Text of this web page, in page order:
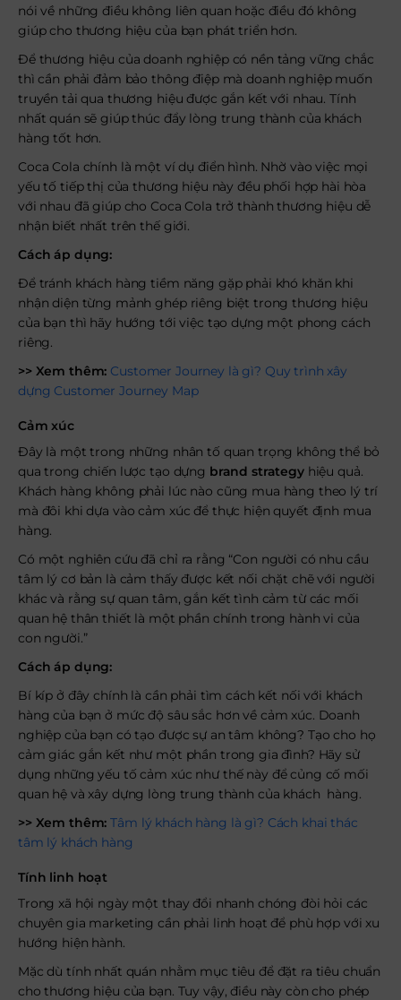
nói về những điều không liên quan hoặc điều đó không
giúp cho thương hiệu của bạn phát triển hơn.
Để thương hiệu của doanh nghiệp có nền tảng vững chắc
thì cần phải đảm bảo thông điệp mà doanh nghiệp muốn
truyền tải qua thương hiệu được gắn kết với nhau. Tính
nhất quán sẽ giúp thúc đẩy lòng trung thành của khách
hàng tốt hơn.
Coca Cola chính là một ví dụ điển hình. Nhờ vào việc mọi
yếu tố tiếp thị của thương hiệu này đều phối hợp hài hòa
với nhau đã giúp cho Coca Cola trở thành thương hiệu dễ
nhận biết nhất trên thế giới.
Cách áp dụng:
Để tránh khách hàng tiềm năng gặp phải khó khăn khi
nhận diện từng mảnh ghép riêng biệt trong thương hiệu
của bạn thì hãy hướng tới việc tạo dựng một phong cách
riêng.
>> Xem thêm: Customer Journey là gì? Quy trình xây
dựng Customer Journey Map
Cảm xúc
Đây là một trong những nhân tố quan trọng không thể bỏ
qua trong chiến lược tạo dựng brand strategyhiệu quả.
Khách hàng không phải lúc nào cũng mua hàng theo lý trí
mà đôi khi dựa vào cảm xúc để thực hiện quyết định mua
hàng.
Có một nghiên cứu đã chỉ ra rằng “Con người có nhu cầu
tâm lý cơ bản là cảm thấy được kết nối chặt chẽ với người
khác và rằng sự quan tâm, gắn kết tình cảm từ các mối
quan hệ thân thiết là một phần chính trong hành vi của
con người.”
Cách áp dụng:
Bí kíp ở đây chính là cần phải tìm cách kết nối với khách
hàng của bạn ở mức độ sâu sắc hơn về cảm xúc. Doanh
nghiệp của bạn có tạo được sự an tâm không? Tạo cho họ
cảm giác gắn kết như một phần trong gia đình? Hãy sử
dụng những yếu tố cảm xúc như thế này để củng cố mối
quan hệ và xây dựng lòng trung thành của khách hàng.
>> Xem thêm: Tâm lý khách hàng là gì? Cách khai thác
tâm lý khách hàng
Tính linh hoạt
Trong xã hội ngày một thay đổi nhanh chóng đòi hỏi các
chuyên gia marketing cần phải linh hoạt để phù hợp với xu
hướng hiện hành.
Mặc dù tính nhất quán nhằm mục tiêu để đặt ra tiêu chuẩn
cho thương hiệu của bạn. Tuy vậy, điều này còn cho phép